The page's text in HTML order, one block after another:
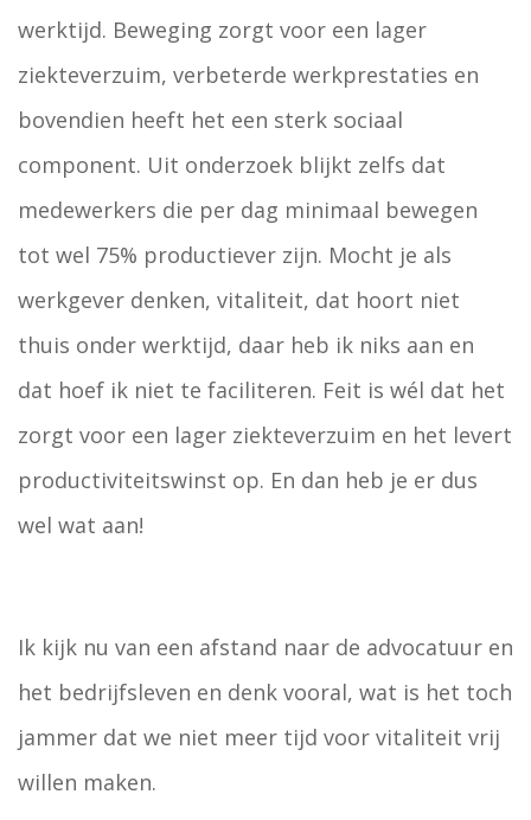
werktijd. Beweging zorgt voor een lager
ziekteverzuim, verbeterde werkprestaties en
bovendien heeft het een sterk sociaal
component. Uit onderzoek blijkt zelfs dat
medewerkers die per dag minimaal bewegen
tot wel 75% productiever zijn. Mocht je als
werkgever denken, vitaliteit, dat hoort niet
thuis onder werktijd, daar heb ik niks aan en
dat hoef ik niet te faciliteren. Feit is wél dat het
zorgt voor een lager ziekteverzuim en het levert
productiviteitswinst op. En dan heb je er dus
wel wat aan!
Ik kijk nu van een afstand naar de advocatuur en
het bedrijfsleven en denk vooral, wat is het toch
jammer dat we niet meer tijd voor vitaliteit vrij
willen maken.